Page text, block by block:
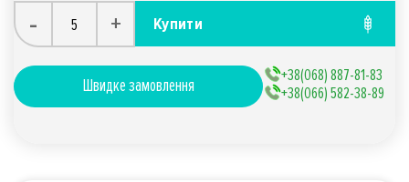
- + Купити
Швидке замовлення
+38(068) 887-81-83
+38(066) 582-38-89